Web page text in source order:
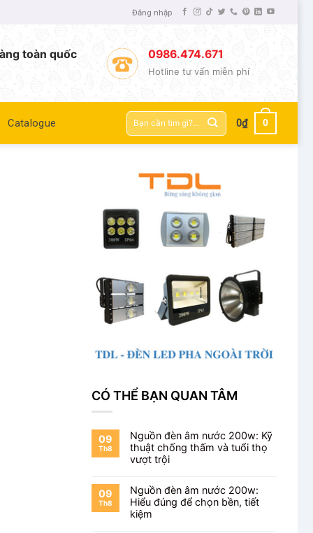
Đăng nhập
toàn quốc 0986.474.671
Hotline tư vấn miễn phí
Catalogue
Tìm
kiếm:
0₫ 0
CÓ THỂ BẠN QUAN TÂM
09
Th8
Nguồn đèn âm nước 200w: Kỹ
thuật chống thấm và tuổi thọ
vượt trội
09
Th8
Nguồn đèn âm nước 200w:
Hiểu đúng để chọn bền, tiết
kiệm